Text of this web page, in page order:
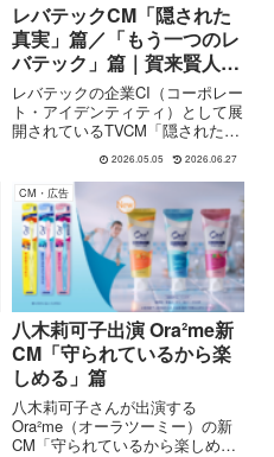
レバテックCM「隠された
真実」篇／「もう一つのレ
バテック」篇｜賀来賢人・
八木莉可子ほか出演の企業
CI
レバテックの企業CI（コーポレー
ト・アイデンティティ）として展
開されているTVCM「隠された真
ック」篇は、IT人材のキャリアや
働き方に新たな視点を提示するス
トーリー性の高い映像作品です。
出演は、賀来賢人、八木莉...
2026.05.05 2026.06.27
CM・広告
八木莉可子出演 Ora²me新
CM「守られているから楽
しめる」篇
八木莉可子さんが出演する
Ora²me（オーラツーミー）の新
CM「守られているから楽しめ